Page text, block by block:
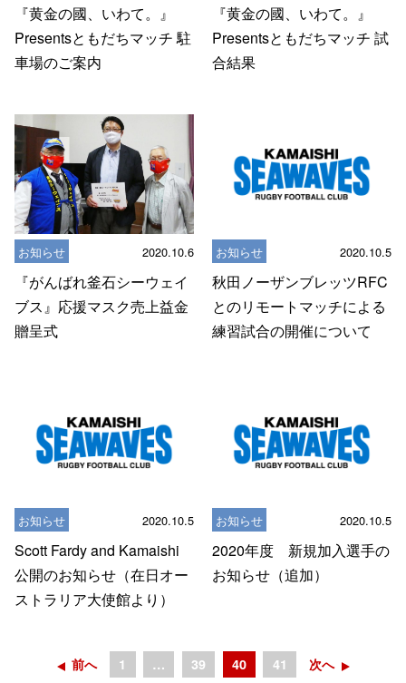
『黄金の國、いわて。』
Presentsともだちマッチ 駐
車場のご案内
『黄金の國、いわて。』
Presentsともだちマッチ 試
合結果
お知らせ 2020.10.6
『がんばれ釜石シーウェイ
ブス』応援マスク売上益金
贈呈式
お知らせ 2020.10.5
秋田ノーザンブレッツRFC
とのリモートマッチによる
練習試合の開催について
お知らせ 2020.10.5
Scott Fardy and Kamaishi
公開のお知らせ（在日オー
ストラリア大使館より）
お知らせ 2020.10.5
2020年度 新規加入選手の
お知らせ（追加）
前へ 1 … 39 40 41 次へ